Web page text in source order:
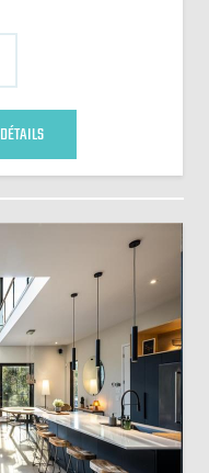
DÉTAILS